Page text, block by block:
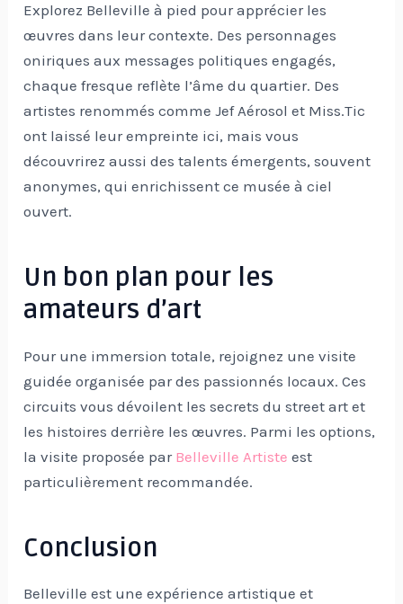
Explorez Belleville à pied pour apprécier les
œuvres dans leur contexte. Des personnages
oniriques aux messages politiques engagés,
chaque fresque reflète l’âme du quartier. Des
artistes renommés comme Jef Aérosol et Miss.Tic
ont laissé leur empreinte ici, mais vous
découvrirez aussi des talents émergents, souvent
anonymes, qui enrichissent ce musée à ciel
ouvert.
Un bon plan pour les
amateurs d’art
Pour une immersion totale, rejoignez une visite
guidée organisée par des passionnés locaux. Ces
circuits vous dévoilent les secrets du street art et
les histoires derrière les œuvres. Parmi les options,
la visite proposée par Belleville Artiste est
particulièrement recommandée.
Conclusion
Belleville est une expérience artistique et